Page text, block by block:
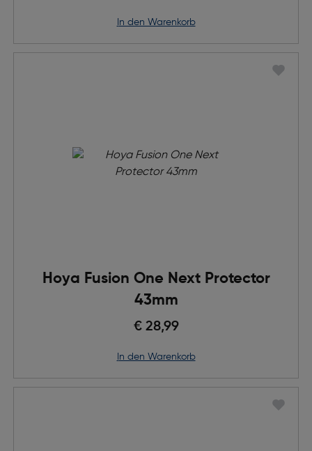
in den Warenkorb
Hoya Fusion One Next Protector
43mm
€ 28,99
in den Warenkorb